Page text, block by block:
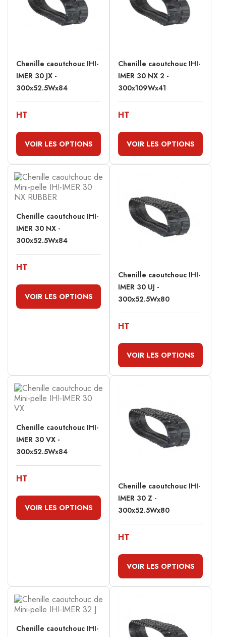
Chenille caoutchouc IHI-
IMER 30 JX -
300x52.5Wx84
HT
VOIR LES OPTIONS
Chenille caoutchouc IHI-
IMER 30 NX 2 -
300x109Wx41
HT
VOIR LES OPTIONS
Chenille caoutchouc IHI-
IMER 30 NX -
300x52.5Wx84
HT
VOIR LES OPTIONS
Chenille caoutchouc IHI-
IMER 30 UJ -
300x52.5Wx80
HT
VOIR LES OPTIONS
Chenille caoutchouc IHI-
IMER 30 VX -
300x52.5Wx84
HT
VOIR LES OPTIONS
Chenille caoutchouc IHI-
IMER 30 Z -
300x52.5Wx80
HT
VOIR LES OPTIONS
Chenille caoutchouc IHI-